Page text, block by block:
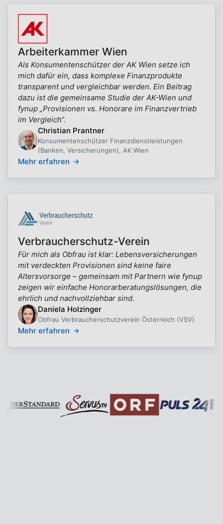
Arbeiterkammer Wien
Als Konsumentenschützer der AK Wien setze ich
mich dafür ein, dass komplexe Finanzprodukte
transparent und vergleichbar werden. Ein Beitrag
dazu ist die gemeinsame Studie der AK-Wien und
fynup „Provisionen vs. Honorare im Finanzvertrieb
im Vergleich“.
Christian Prantner
Konsumentenschützer Finanzdienstleistungen
(Banken, Versicherungen), AK Wien
Mehr erfahren
Verbraucherschutz-Verein
Für mich als Obfrau ist klar: Lebensversicherungen
mit verdeckten Provisionen sind keine faire
Altersvorsorge – gemeinsam mit Partnern wie fynup
zeigen wir einfache Honorarberatungslösungen, die
ehrlich und nachvollziehbar sind.
Daniela Holzinger
Obfrau Verbraucherschutzverein Österreich (VSV)
Mehr erfahren